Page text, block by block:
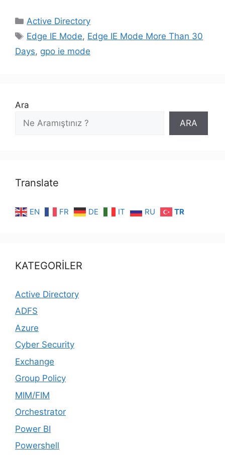
Kategoriler
Active Directory
Etiketler
Edge IE Mode, Edge IE Mode More Than 30
Days, gpo ie mode
Ara
ARA
Translate
EN FR DE IT RU TR
KATEGORİLER
Active Directory
ADFS
Azure
Cyber Security
Exchange
Group Policy
MIM/FIM
Orchestrator
Power BI
Powershell